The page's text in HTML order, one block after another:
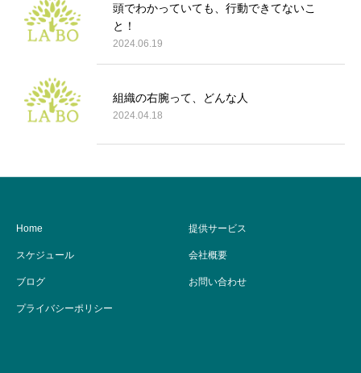
頭でわかっていても、行動できてないこ
と！
2024.06.19
組織の右腕って、どんな人
2024.04.18
Home 提供サービス
スケジュール 会社概要
ブログ お問い合わせ
プライバシーポリシー